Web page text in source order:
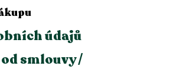
údajů
smlouvy /